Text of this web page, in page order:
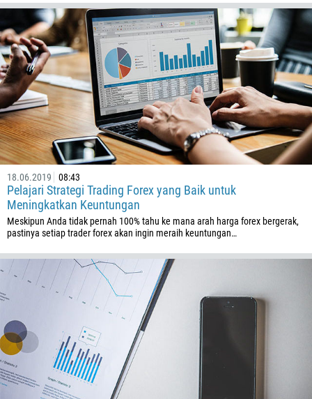
18.06.2019 08:43
Pelajari Strategi Trading Forex yang Baik untuk
Meningkatkan Keuntungan
Meskipun Anda tidak pernah 100% tahu ke mana arah harga forex bergerak,
pastinya setiap trader forex akan ingin meraih keuntungan…
880
1246
375
32
501
229
1441
975
591
387
267
246
673
359
226
257
855